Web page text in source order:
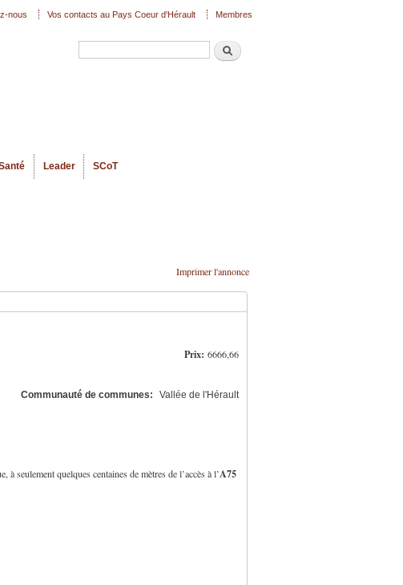
Recherche
Leader SCoT
nous Vos contacts au Pays Coeur d'Hérault Membres
Imprimer l'annonce
Prix: 6666,66
Communauté de communes: Vallée de l'Hérault
à seulement quelques centaines de mètres de l’accès à l’A75